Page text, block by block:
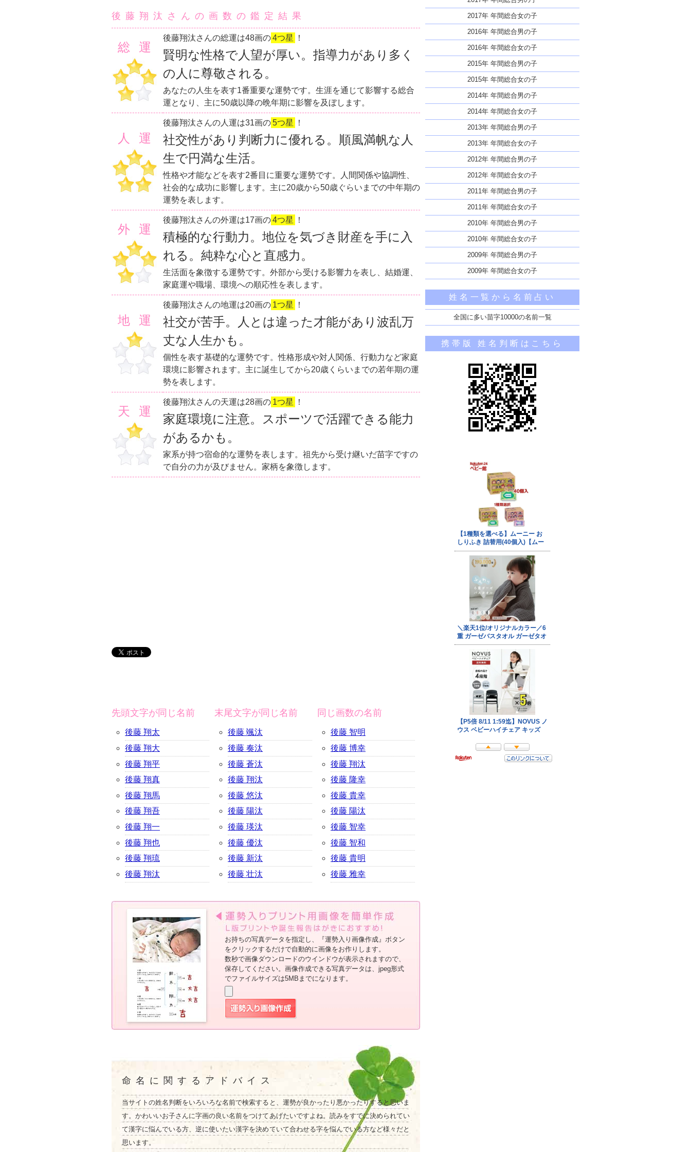
後藤翔汰さんの画数の鑑定結果
総運
後藤翔汰さんの総運は48画の4つ星 ！
賢明な性格で人望が厚い。指導力があり多く
の人に尊敬される。
あなたの人生を表す1番重要な運勢です。生涯を通じて影響する総合
運となり、主に50歳以降の晩年期に影響を及ぼします。
人運
後藤翔汰さんの人運は31画の5つ星 ！
社交性があり判断力に優れる。順風満帆な人
生で円満な生活。
性格や才能などを表す2番目に重要な運勢です。人間関係や協調性、
社会的な成功に影響します。主に20歳から50歳ぐらいまでの中年期の
運勢を表します。
外運
後藤翔汰さんの外運は17画の4つ星 ！
積極的な行動力。地位を気づき財産を手に入
れる。純粋な心と直感力。
生活面を象徴する運勢です。外部から受ける影響力を表し、結婚運、
家庭運や職場、環境への順応性を表します。
地運
後藤翔汰さんの地運は20画の 1つ星 ！
社交が苦手。人とは違った才能があり波乱万
丈な人生かも。
個性を表す基礎的な運勢です。性格形成や対人関係、行動力など家庭
環境に影響されます。主に誕生してから20歳くらいまでの若年期の運
勢を表します。
天運
後藤翔汰さんの天運は28画の 1つ星 ！
家庭環境に注意。スポーツで活躍できる能力
があるかも。
家系が持つ宿命的な運勢を表します。祖先から受け継いだ苗字ですの
で自分の力が及びません。家柄を象徴します。
先頭文字が同じ名前
後藤 翔太
後藤 翔大
後藤 翔平
後藤 翔真
後藤 翔馬
後藤 翔吾
後藤 翔一
後藤 翔也
後藤 翔琉
後藤 翔汰
末尾文字が同じ名前
後藤 颯汰
後藤 奏汰
後藤 蒼汰
後藤 翔汰
後藤 悠汰
後藤 陽汰
後藤 瑛汰
後藤 優汰
後藤 新汰
後藤 壮汰
同じ画数の名前
後藤 智明
後藤 博幸
後藤 翔汰
後藤 隆幸
後藤 貴幸
後藤 陽汰
後藤 智幸
後藤 智和
後藤 貴明
後藤 雅幸
お持ちの写真データを指定し、『運勢入り画像作成』ボタン
をクリックするだけで自動的に画像をお作りします。
数秒で画像ダウンロードのウインドウが表示されますので、
保存してください。画像作成できる写真データは、jpeg形式
でファイルサイズは5MBまでになります。
命名に関するアドバイス
当サイトの姓名判断をいろいろな名前で検索すると、運勢が良かったり悪かったりすると思いま
す。かわいいお子さんに字画の良い名前をつけてあげたいですよね。読みをすでに決められてい
て漢字に悩んでいる方、逆に使いたい漢字を決めていて合わせる字を悩んでいる方など様々だと
思います。
2017年 年間総合女の子
2016年 年間総合男の子
2016年 年間総合女の子
2015年 年間総合男の子
2015年 年間総合女の子
2014年 年間総合男の子
2014年 年間総合女の子
2013年 年間総合男の子
2013年 年間総合女の子
2012年 年間総合男の子
2012年 年間総合女の子
2011年 年間総合男の子
2011年 年間総合女の子
2010年 年間総合男の子
2010年 年間総合女の子
2009年 年間総合男の子
2009年 年間総合女の子
姓名一覧から名前占い
全国に多い苗字10000の名前一覧
携帯版 姓名判断はこちら